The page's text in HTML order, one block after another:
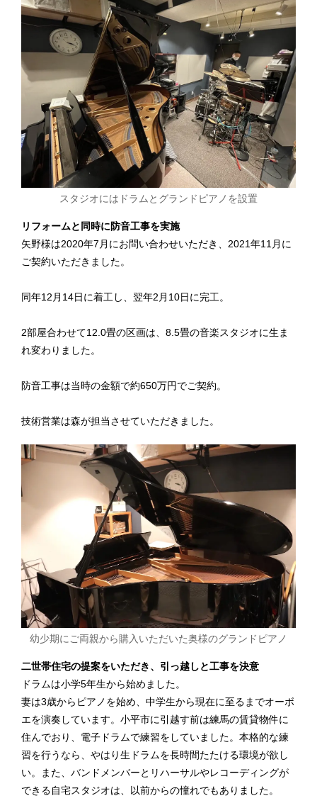
スタジオにはドラムとグランドピアノを設置
リフォームと同時に防音工事を実施
矢野様は2020年7月にお問い合わせいただき、2021年11月に
ご契約いただきました。
同年12月14日に着工し、翌年2月10日に完工。
2部屋合わせて12.0畳の区画は、8.5畳の音楽スタジオに生ま
れ変わりました。
防音工事は当時の金額で約650万円でご契約。
技術営業は森が担当させていただきました。
幼少期にご両親から購入いただいた奥様のグランドピアノ
二世帯住宅の提案をいただき、引っ越しと工事を決意
ドラムは小学5年生から始めました。
妻は3歳からピアノを始め、中学生から現在に至るまでオーボ
エを演奏しています。小平市に引越す前は練馬の賃貸物件に
住んでおり、電子ドラムで練習をしていました。本格的な練
習を行うなら、やはり生ドラムを長時間たたける環境が欲し
い。また、バンドメンバーとリハーサルやレコーディングが
できる自宅スタジオは、以前からの憧れでもありました。